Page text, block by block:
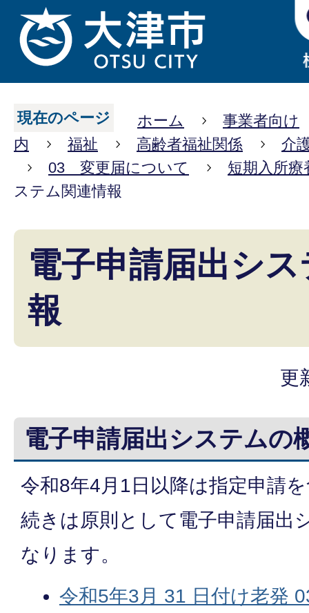
現在のページ ホーム
事業者向け
内
福祉 高齢者福祉関係
介
03 変更届について
短期入所療
ステム関連情報
電子申請届出シ
報
更
電子申請届出システムの
令和8年4月1日以降は指定申請
続きは原則として電子申請届出
なります。
令和5年3月 31 日付け老発